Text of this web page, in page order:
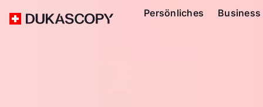
Persönliches Business